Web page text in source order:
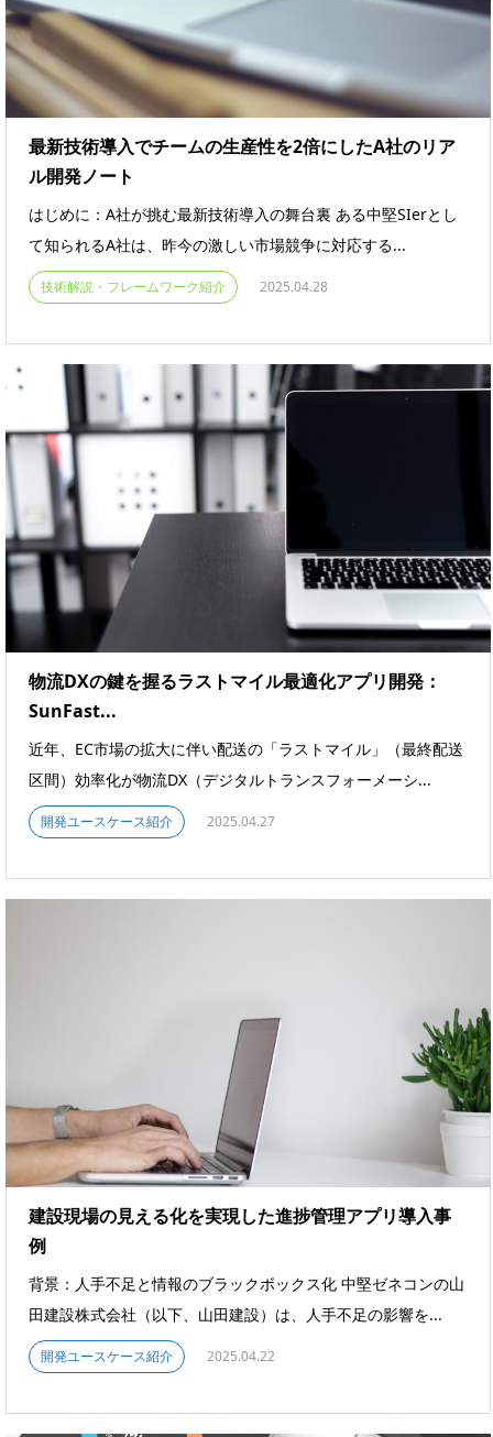
最新技術導入でチームの生産性を2倍にしたA社のリア
ル開発ノート
はじめに：A社が挑む最新技術導入の舞台裏 ある中堅SIerとし
て知られるA社は、昨今の激しい市場競争に対応する...
技術解説・フレームワーク紹介 2025.04.28
物流DXの鍵を握るラストマイル最適化アプリ開発：
SunFast...
近年、EC市場の拡大に伴い配送の「ラストマイル」（最終配送
区間）効率化が物流DX（デジタルトランスフォーメーシ...
開発ユースケース紹介 2025.04.27
建設現場の見える化を実現した進捗管理アプリ導入事
例
背景：人手不足と情報のブラックボックス化 中堅ゼネコンの山
田建設株式会社（以下、山田建設）は、人手不足の影響を...
開発ユースケース紹介 2025.04.22